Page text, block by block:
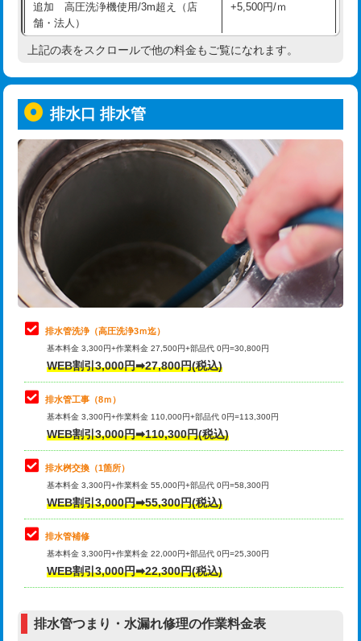
業)
給水管工事※（塩ビ管（VP・HI）使
用/3ｍまで)
用（追加）/3ｍ超え)
給水管工事※（ライニング鋼管・銅
管・ポリ管・HT管使用/3ｍまで)
44,000円
給水管工事※（ライニング鋼管・銅
管・ポリ管・HT管使用/3ｍ超え)
+8,800円
排水管工事（土の掘削・埋め戻し作
業）
11,000円~
排水管工事（排水管工事/3ｍまで） 55,000円
排水管工事（追加 排水管工事/3ｍ超
え）
マス交換（土の掘削・埋め戻し作業）
マス交換（深さ50㎝未満）
マス交換（深さ50㎝以上）
コンクリート斫り（厚さ10㎝まで）
コンクリート斫り（厚さ10㎝超え）
モルタル補修（厚さ10㎝まで）
モルタル補修（厚さ10㎝超え）
追加人工 16,500円
追加 高圧洗浄機使用/3m超え（店
舗・法人）
+5,500円/ｍ
高度高圧洗浄換 現地調査
トーラー機使用/3mまで
追加トーラー機使用/3m超え +3,300円
カメラ調査 33,000円
桝清掃 8,800円
止水・漏水調査・防水処理・清掃・修
理・調整・分解・加工など（軽作業）
11,000円
止水・漏水調査・防水処理・清掃・修
理・調整・分解・加工など（中作業）
22,000円
止水・漏水調査・防水処理・清掃・修
理・調整・分解・加工など（重作業）
33,000円
その他部品の脱着
交換・取付（タンク）
交換・取付(単水栓（壁付・デッキ
式）)
交換・取付(混合水栓（壁付・デッキ
式・ワンホール）)
16,500円+材料費
交換・取付(排水栓・排水トラップ
交換・取付（その他部品） 11,000円+材料費
上記の表をスクロールで他の料金もご覧になれます。
排水口 排水管
排水管洗浄（高圧洗浄3ｍ迄）
基本料金 3,300円+作業料金 27,500円+部品代 0円=30,800円
WEB割引3,000円➡27,800円(税込)
排水管工事（8ｍ）
基本料金 3,300円+作業料金 110,000円+部品代 0円=113,300円
WEB割引3,000円➡110,300円(税込)
排水桝交換（1箇所）
基本料金 3,300円+作業料金 55,000円+部品代 0円=58,300円
WEB割引3,000円➡55,300円(税込)
排水管補修
基本料金 3,300円+作業料金 22,000円+部品代 0円=25,300円
WEB割引3,000円➡22,300円(税込)
排水管つまり・水漏れ修理の作業料金表